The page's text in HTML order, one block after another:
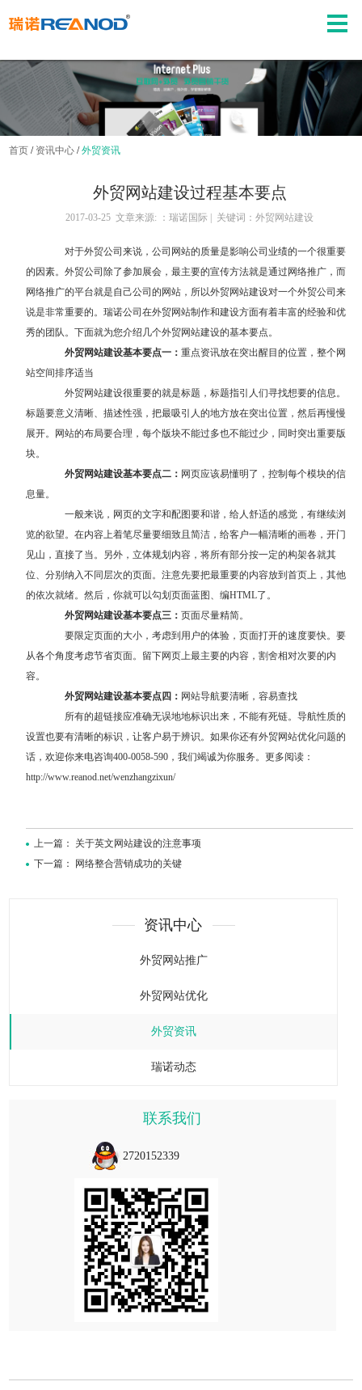
首页 / 资讯中心 /外贸资讯
外贸网站建设过程基本要点
2017-03-25 文章来源: ：瑞诺国际 | 关键词：外贸网站建设
对于外贸公司来说，公司网站的质量是影响公司业绩的一个很重要
的因素。外贸公司除了参加展会，最主要的宣传方法就是通过网络推广，而
网络推广的平台就是自己公司的网站，所以外贸网站建设对一个外贸公司来
说是非常重要的。瑞诺公司在外贸网站制作和建设方面有着丰富的经验和优
秀的团队。下面就为您介绍几个外贸网站建设的基本要点。
外贸网站建设基本要点一：重点资讯放在突出醒目的位置，整个网
站空间排序适当
外贸网站建设很重要的就是标题，标题指引人们寻找想要的信息。
标题要意义清晰、描述性强，把最吸引人的地方放在突出位置，然后再慢慢
展开。网站的布局要合理，每个版块不能过多也不能过少，同时突出重要版
块。
外贸网站建设基本要点二： 网页应该易懂明了，控制每个模块的信
息量。
一般来说，网页的文字和配图要和谐，给人舒适的感觉，有继续浏
览的欲望。在内容上着笔尽量要细致且简洁，给客户一幅清晰的画卷，开门
见山，直接了当。另外，立体规划内容，将所有部分按一定的构架各就其
位、分别纳入不同层次的页面。注意先要把最重要的内容放到首页上，其他
的依次就绪。然后，你就可以勾划页面蓝图、编HTML了。
外贸网站建设基本要点三：页面尽量精简。
要限定页面的大小，考虑到用户的体验，页面打开的速度要快。要
从各个角度考虑节省页面。留下网页上最主要的内容，割舍相对次要的内
容。
外贸网站建设基本要点四： 网站导航要清晰，容易查找
所有的超链接应准确无误地地标识出来，不能有死链。导航性质的
设置也要有清晰的标识，让客户易于辨识。如果你还有外贸网站优化问题的
话，欢迎你来电咨询400-0058-590，我们竭诚为你服务。更多阅读：
http://www.reanod.net/wenzhangzixun/
上一篇： 关于英文网站建设的注意事项
下一篇： 网络整合营销成功的关键
资讯中心
外贸网站推广
外贸网站优化
外贸资讯
瑞诺动态
联系我们
2720152339